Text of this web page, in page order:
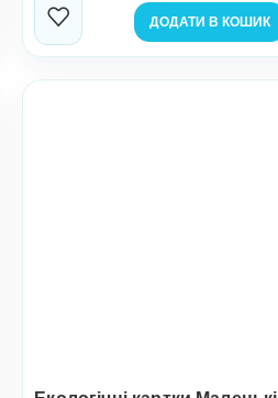
ДОДАТИ В КОШИК